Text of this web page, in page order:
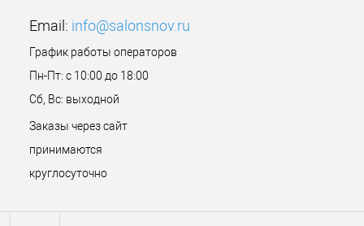
Email: info@salonsnov.ru
График работы операторов
Пн-Пт: с 10:00 до 18:00
Сб, Вс: выходной
Заказы через сайт
принимаются
круглосуточно